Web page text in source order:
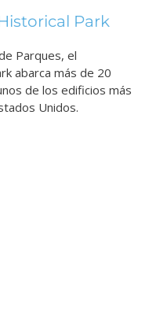
Park
Parques, el
abarca más de 20
de los edificios más
Unidos.